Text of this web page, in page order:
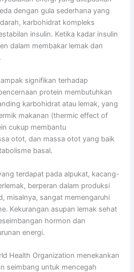
dengan gula sederhana yang
karbohidrat kompleks
insulin. Ketika kadar insulin
dalam membakar lemak dan
signifikan terhadap
protein membutuhkan
karbohidrat atau lemak, yang
makanan (thermic effect of
cukup membantu
otot, dan massa otot yang baik
basal.
terdapat pada alpukat, kacang-
berperan dalam produksi
misalnya, sangat memengaruhi
Kekurangan asupan lemak sehat
hormon dan
energi.
Health Organization menekankan
seimbang untuk mencegah